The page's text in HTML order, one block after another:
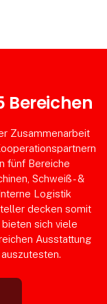
Bereichen
Zusammenarbeit
fünf Bereiche
Schweiß- &
Logistik
decken somit
sich viele
Ausstattung